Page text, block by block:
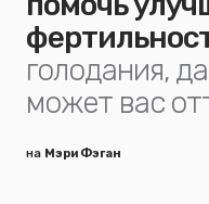
голодания,
может вас
на Мэри Фэган